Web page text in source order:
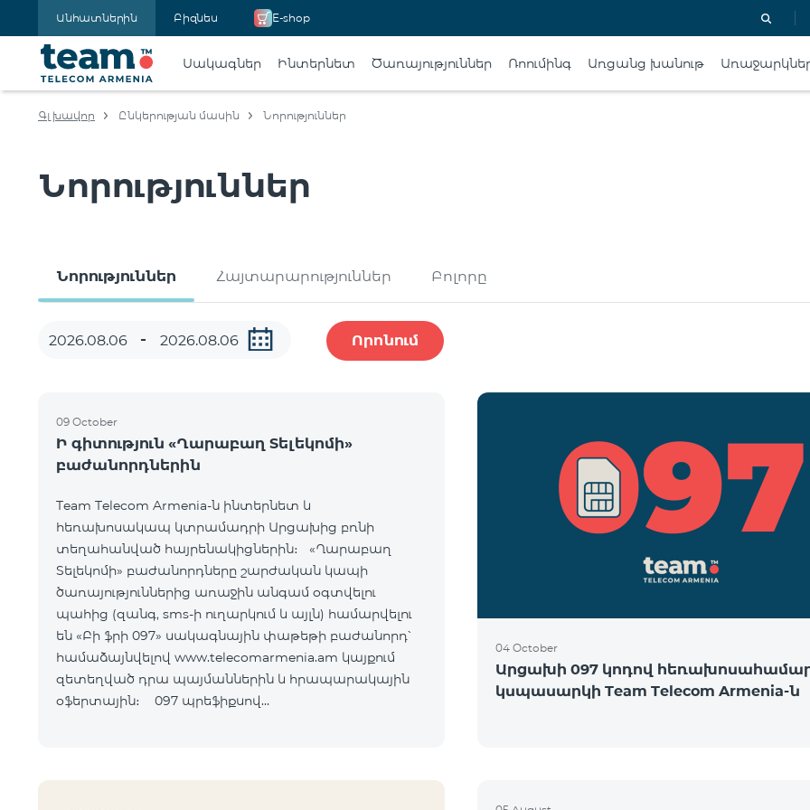
Անհատներին Բիզնես E-shop
Սակագներ Ինտերնետ Ծառայություններ Ռոումինգ Առցանց խանութ
Գլխավոր Ընկերության մասին Նորություններ
Նորություններ
Նորություններ Հայտարարություններ Բոլորը
Որոնում
09 October
Ի գիտություն «Ղարաբաղ Տելեկոմի»
բաժանորդներին
Team Telecom Armenia-ն ինտերնետ և
հեռախոսակապ կտրամադրի Արցախից բռնի
տեղահանված հայրենակիցներին։ «Ղարաբաղ
Տելեկոմի» բաժանորդները շարժական կապի
ծառայություններից առաջին անգամ օգտվելու
պահից (զանգ, sms-ի ուղարկում և այլն) համարվելու
են «Բի ֆրի 097» սակագնային փաթեթի բաժանորդ՝
համաձայնվելով www.telecomarmenia.am կայքում
զետեղված դրա պայմաններին և հրապարակային
օֆերտային։ 097 պրեֆիքսով
04 October
Արցախի 097 կոդով
կսպասարկի Team Telecom Armenia-ն